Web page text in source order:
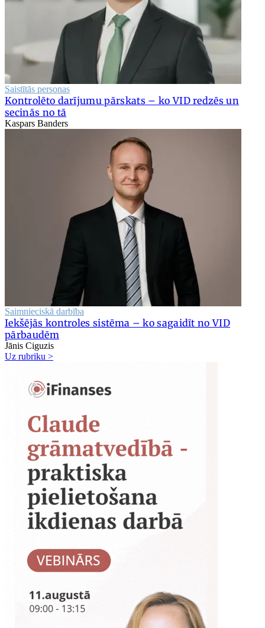
Saistītās personas
Kontrolēto darījumu pārskats – ko VID redzēs un
secinās no tā
Kaspars Banders
Saimnieciskā darbība
Iekšējās kontroles sistēma – ko sagaidīt no VID
pārbaudēm
Jānis Ciguzis
Uz rubriku >